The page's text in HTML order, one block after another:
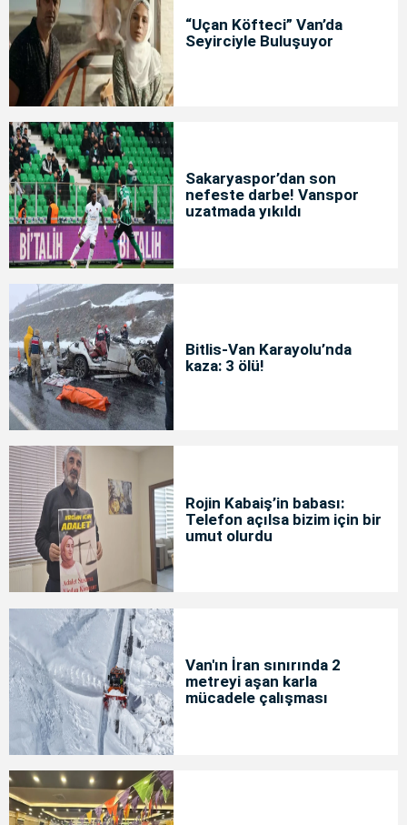
“Uçan Köfteci” Van’da
Seyirciyle Buluşuyor
Sakaryaspor’dan son
nefeste darbe! Vanspor
uzatmada yıkıldı
Bitlis-Van Karayolu’nda
kaza: 3 ölü!
Rojin Kabaiş’in babası:
Telefon açılsa bizim için bir
umut olurdu
Van'ın İran sınırında 2
metreyi aşan karla
mücadele çalışması